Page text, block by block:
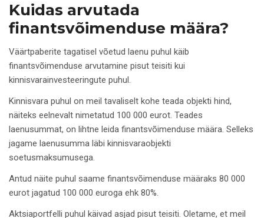
Kuidas arvutada
finantsvõimenduse määra?
Väärtpaberite tagatisel võetud laenu puhul käib
finantsvõimenduse arvutamine pisut teisiti kui
kinnisvarainvesteeringute puhul.
Kinnisvara puhul on meil tavaliselt kohe teada objekti hind,
näiteks eelnevalt nimetatud 100 000 eurot. Teades
laenusummat, on lihtne leida finantsvõimenduse määra. Selleks
jagame laenusumma läbi kinnisvaraobjekti
soetusmaksumusega.
Antud näite puhul saame finantsvõimenduse määraks 80 000
eurot jagatud 100 000 euroga ehk 80%.
Aktsiaportfelli puhul käivad asjad pisut teisiti. Oletame, et meil